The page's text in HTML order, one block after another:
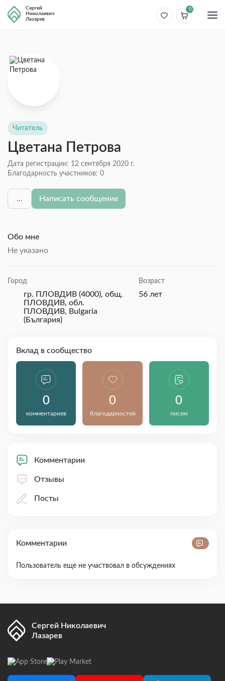
Сергей
Николаевич
Лазарев
0
Читатель
Цветана Петрова
Дата регистрации: 12 сентября 2020 г.
Благодарность участников: 0
... Написать сообщение
Обо мне
Не указано
Город
гр. ПЛОВДИВ (4000), общ.
ПЛОВДИВ, обл.
ПЛОВДИВ, Bulgaria
(България)
Возраст
56 лет
Вклад в сообщество
0
комментариев
0
благодарностей
0
писем
Комментарии
Отзывы
Посты
Комментарии
Пользователь еще не участвовал в обсуждениях
Сергей Николаевич
Лазарев